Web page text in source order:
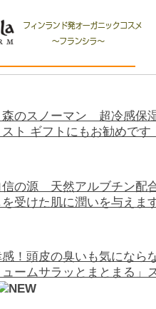
NEWS
のスノーマン 超冷感保
ト ギフトにもお勧めです
信の源 天然アルブチン配
受けた肌に潤いを与えま
！頭皮の臭いも気になら
ームサラッとまとまる」